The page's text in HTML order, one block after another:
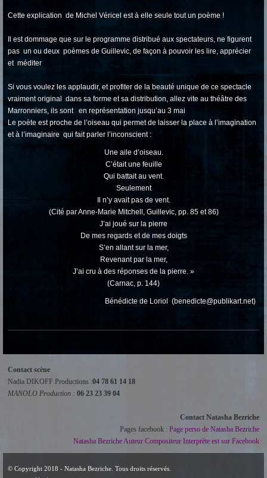
Cette explication de Michel Véricel est à elle seule tout un poème !
Il est dommage que sur le programme distribué aux spectateurs, ne figurent
pas un ou deux poèmes de Guillevic, de façon à pouvoir les lire, apprécier
et méditer
Si vous voulez les applaudir, et profiter de la beauté unique de ce spectacle
vraiment original dans sa forme et sa distribution, allez vite au théâtre des
Marronniers, ils sont en représentation jusqu’au 3 mai
Le poète est proche de l’oiseau qui permet de laisser la place à l’imagination
et à l’imaginaire qui fait parler l’inconscient :
Une aile d’oiseau.
C’était une feuille
Qui battait au vent.
Seulement
Il n’y avait pas de vent.
(Cité par Anne-Marie Mitchell, Guillevic, pp. 85 et 86)
J’ai joué sur la pierre
De mes regards et de mes doigts
S’en allant sur la mer,
Revenant par la mer,
J’ai cru à des réponses de la pierre. »
(Carnac, p. 144)
Bénédicte de Loriol (benedicte@publikart.net)
Contact scène
Nadia DIKOFF Productions :04 78 61 14 18
MANOLO Production : 06 23 23 39 04
Contact Natasha Bezriche
Pages facebook : Page perso de Natasha Bezriche
Natasha Bezriche Auteur Compositeur Interprète est sur Facebook
© Copyright 2018 - Natasha Bezriche. Tous droits réservés.